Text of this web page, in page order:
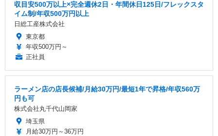
収目安500万以上×完全週休2日・年間休日125日/フレックスタ
イム制/年収500万円以上
日総工産株式会社
東京都
年収500万円～
正社員
ラーメン店の店長候補/月給30万円/最短1年で昇格/年収560万
円も可
株式会社丸千代山岡家
埼玉県
月給30万円～36万円